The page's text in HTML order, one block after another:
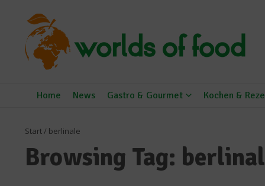
Home News Gastro & Gourmet Kochen &
Start/ berlinale
Browsing Tag: